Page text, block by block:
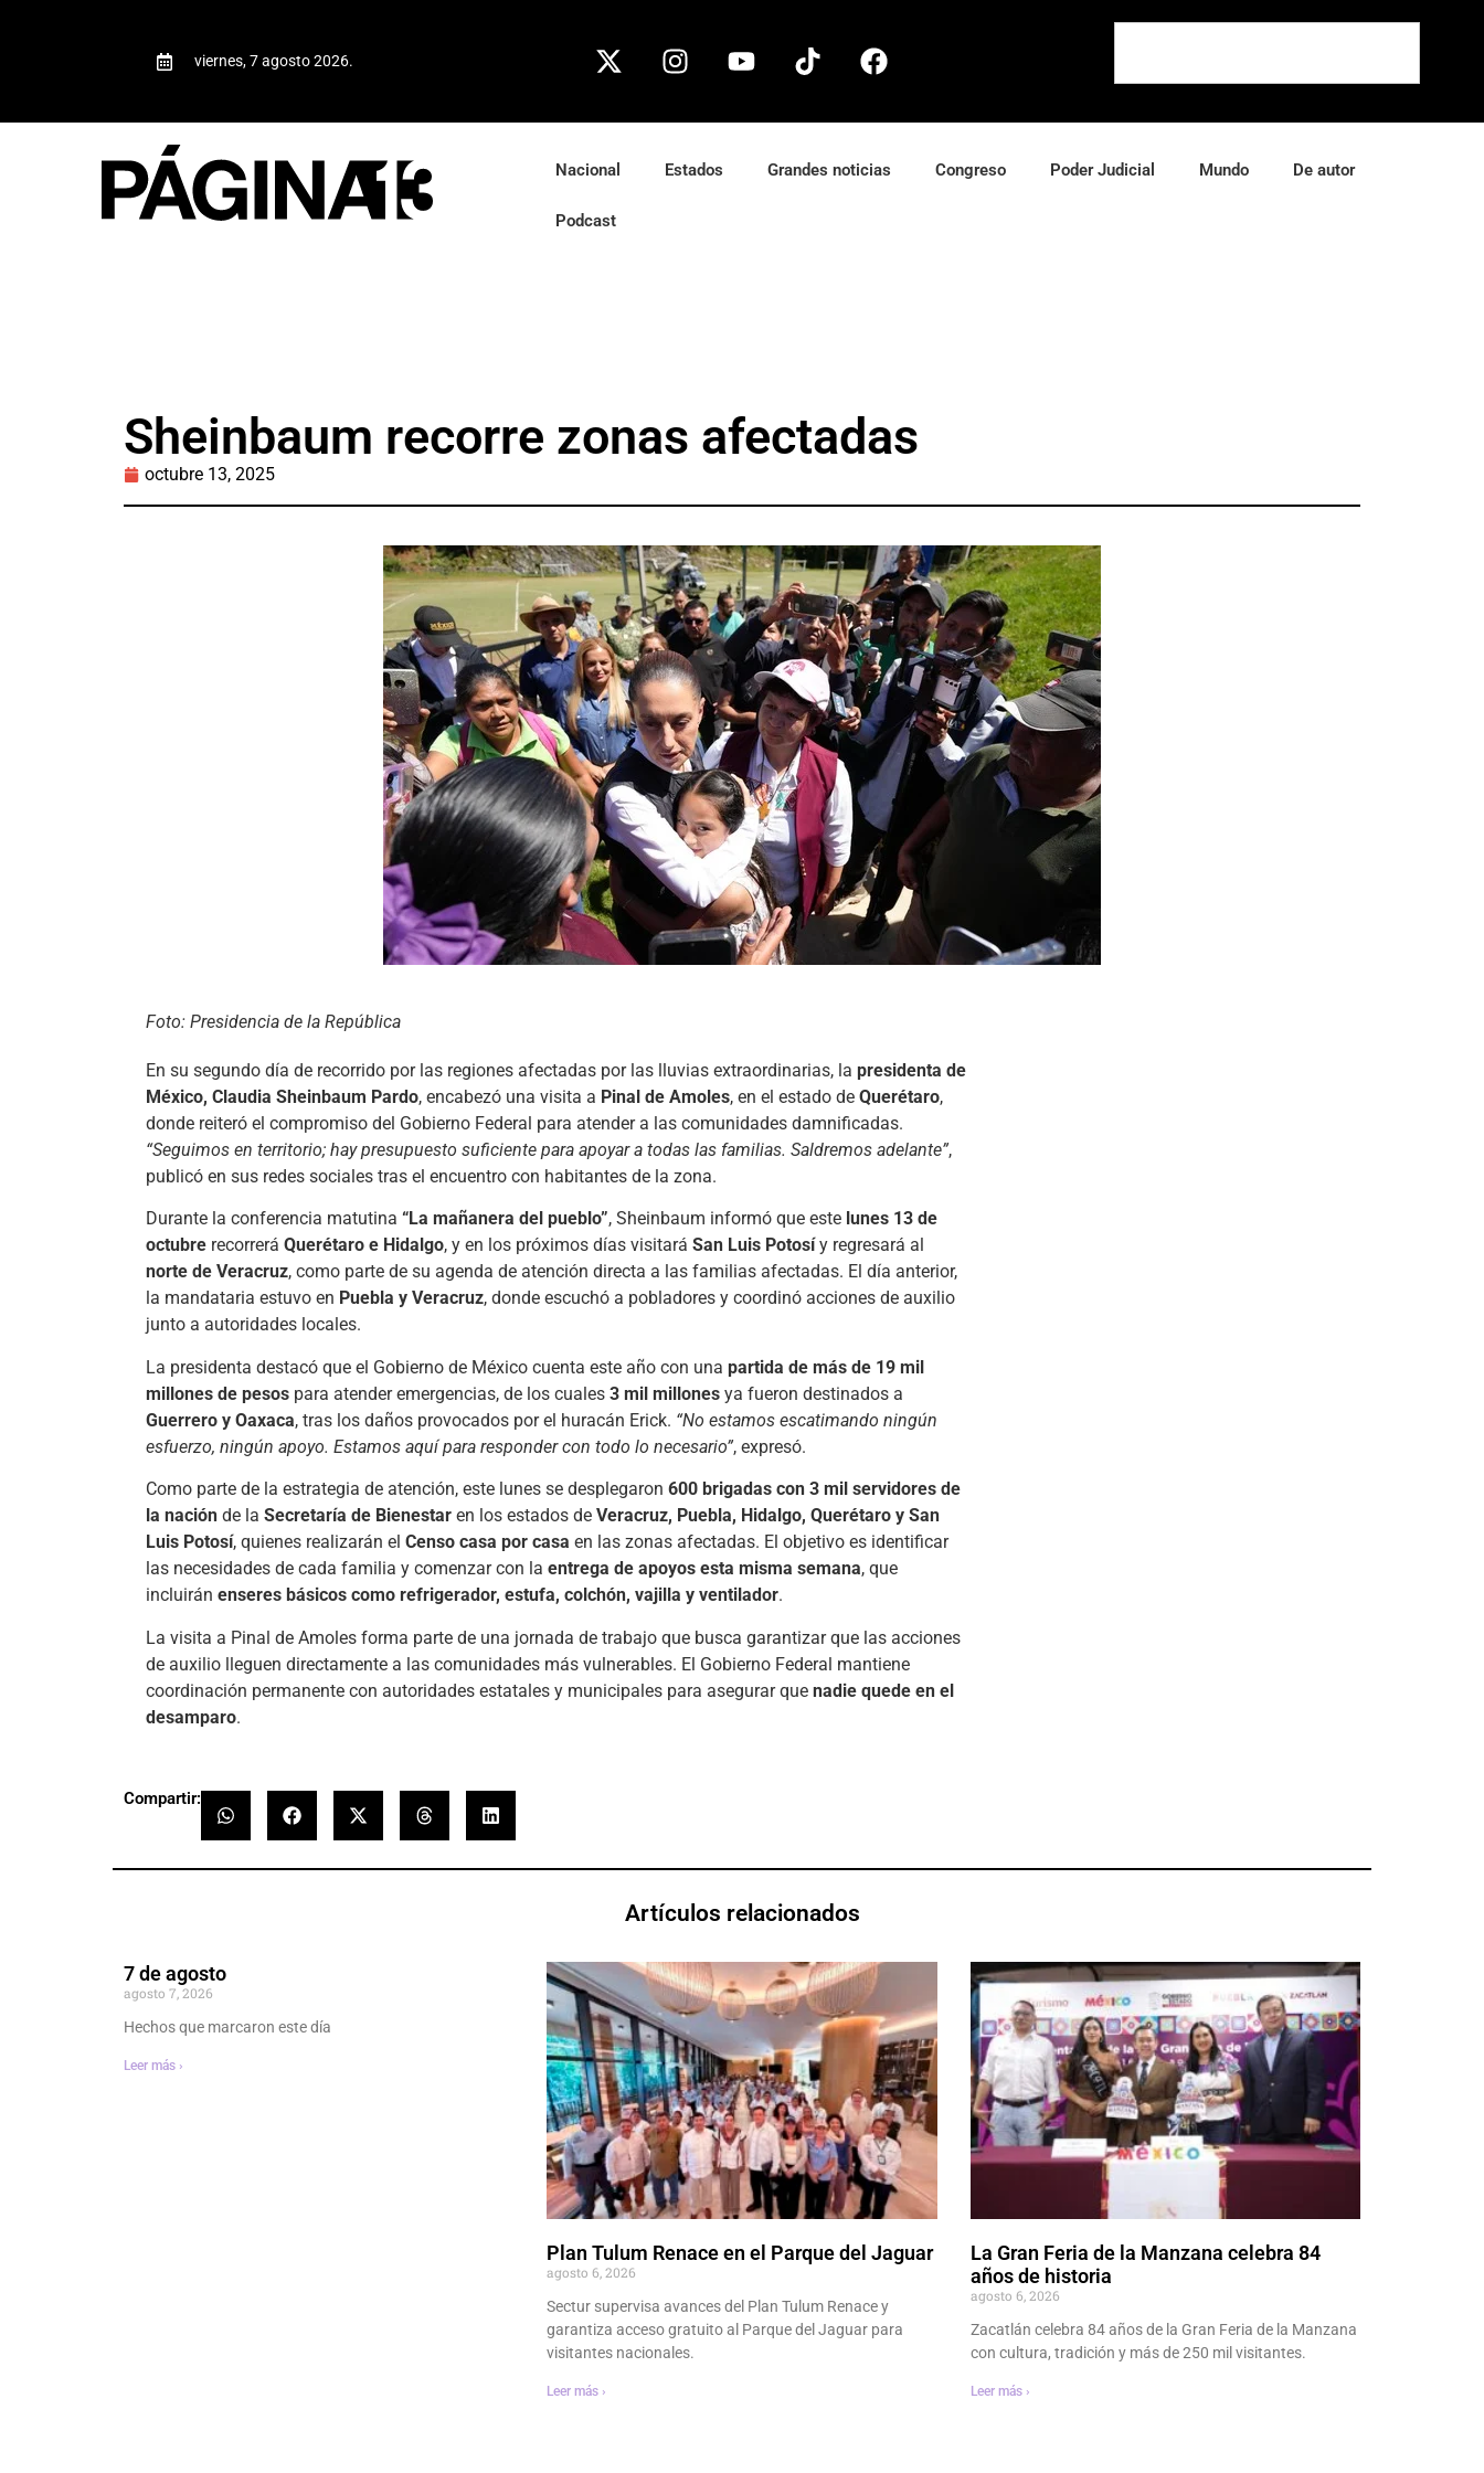
viernes, 7 agosto 2026.
Nacional Estados Grandes noticias Congreso Poder Judicial Mundo De autor
Podcast
Sheinbaum recorre zonas afectadas
octubre 13, 2025
Foto: Presidencia de la República
En su segundo día de recorrido por las regiones afectadas por las lluvias extraordinarias, la presidenta de
México, Claudia Sheinbaum Pardo, encabezó una visita a Pinal de Amoles, en el estado de Querétaro,
donde reiteró el compromiso del Gobierno Federal para atender a las comunidades damnificadas.
“Seguimos en territorio; hay presupuesto suficiente para apoyar a todas las familias. Saldremos adelante”,
publicó en sus redes sociales tras el encuentro con habitantes de la zona.
Durante la conferencia matutina “La mañanera del pueblo”, Sheinbaum informó que este lunes 13 de
octubre recorrerá Querétaro e Hidalgo, y en los próximos días visitará San Luis Potosíy regresará al
norte de Veracruz, como parte de su agenda de atención directa a las familias afectadas. El día anterior,
la mandataria estuvo en Puebla y Veracruz, donde escuchó a pobladores y coordinó acciones de auxilio
junto a autoridades locales.
La presidenta destacó que el Gobierno de México cuenta este año con una partida de más de 19 mil
millones de pesos para atender emergencias, de los cuales 3 mil millones ya fueron destinados a
Guerrero y Oaxaca, tras los daños provocados por el huracán Erick. “No estamos escatimando ningún
esfuerzo, ningún apoyo. Estamos aquí para responder con todo lo necesario”, expresó.
Como parte de la estrategia de atención, este lunes se desplegaron 600 brigadas con 3 mil servidores de
la nación de la Secretaría de Bienestar en los estados de Veracruz, Puebla, Hidalgo, Querétaro y San
Luis Potosí, quienes realizarán el Censo casa por casa en las zonas afectadas. El objetivo es identificar
las necesidades de cada familia y comenzar con la entrega de apoyos esta misma semana, que
incluirán enseres básicos como refrigerador, estufa, colchón, vajilla y ventilador.
La visita a Pinal de Amoles forma parte de una jornada de trabajo que busca garantizar que las acciones
de auxilio lleguen directamente a las comunidades más vulnerables. El Gobierno Federal mantiene
coordinación permanente con autoridades estatales y municipales para asegurar que nadie quede en el
desamparo.
Compartir:
Artículos relacionados
7 de agosto
agosto 7, 2026
Hechos que marcaron este día
Leer más ›
Plan Tulum Renace en el Parque del Jaguar
agosto 6, 2026
Sectur supervisa avances del Plan Tulum Renace y
garantiza acceso gratuito al Parque del Jaguar para
visitantes nacionales.
Leer más ›
La Gran Feria de la Manzana celebra 84
años de historia
agosto 6, 2026
Zacatlán celebra 84 años de la Gran Feria de la Manzana
con cultura, tradición y más de 250 mil visitantes.
Leer más ›